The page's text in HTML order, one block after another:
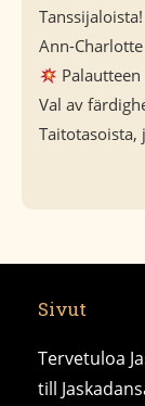
Ann-
Val av
Taitotasoista,
Sivut
Tervetuloa
till